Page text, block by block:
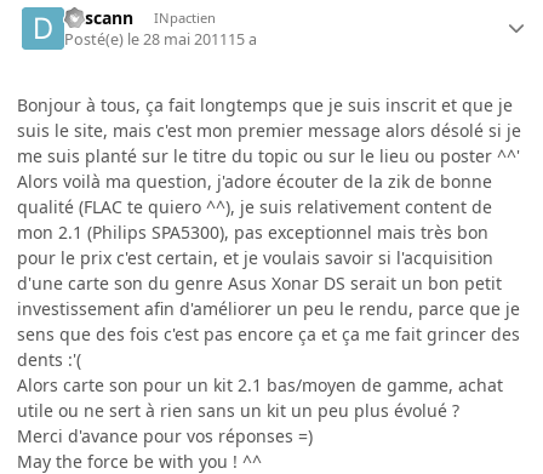
descann INpactien
Posté(e) le 28 mai 201115 a
Bonjour à tous, ça fait longtemps que je suis inscrit et que je
suis le site, mais c'est mon premier message alors désolé si je
me suis planté sur le titre du topic ou sur le lieu ou poster ^^'
Alors voilà ma question, j'adore écouter de la zik de bonne
qualité (FLAC te quiero ^^), je suis relativement content de
mon 2.1 (Philips SPA5300), pas exceptionnel mais très bon
pour le prix c'est certain, et je voulais savoir si l'acquisition
d'une carte son du genre Asus Xonar DS serait un bon petit
investissement afin d'améliorer un peu le rendu, parce que je
sens que des fois c'est pas encore ça et ça me fait grincer des
dents :'(
Alors carte son pour un kit 2.1 bas/moyen de gamme, achat
utile ou ne sert à rien sans un kit un peu plus évolué ?
Merci d'avance pour vos réponses =)
May the force be with you ! ^^